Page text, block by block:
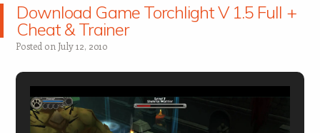
Download Game Torchlight V 1.5 Full +
Cheat & Trainer
Posted on July 12, 2010